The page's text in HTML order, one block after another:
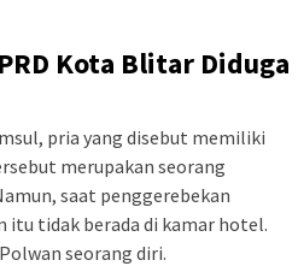
Kota Blitar Diduga
pria yang disebut memiliki
merupakan seorang
saat penggerebekan
itu tidak berada di kamar hotel.
seorang diri.